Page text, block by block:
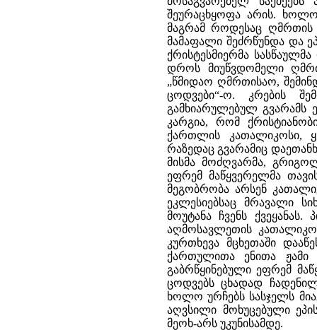
შეურაცხყოფა არის. ხოლო
მაგრამ როდესაც ღმრთის
მამაფალი შეძრწუნდა და
ქრისტესმიერმა
დროს მიუწვდომელი
„წმიდაო ღმრთისაო,
ცოდვები“-ო. კრების
გამხიარულებულ გვარამს
კარგია, რომ
ქართლის კათალიკოსი,
რაზედაც გვარამიც
მისმა მოძღვარმა,
ეფრემ მაწყვერელმა
მეგობრობა არსენ
ეკლესიებსაც მრავალი
მოუტანა ჩვენს
აღმოსავლეთის
კურთხევა მცხეთაში
ქართულითა ენითა ჟამი
გაბრწყინებული ეფრემ
ცოდვებს ცხადად
ხოლო ურჩებს სასჯელს
აღვსილი მოხუცებული
მეოხ-არს უკუნისამდე.